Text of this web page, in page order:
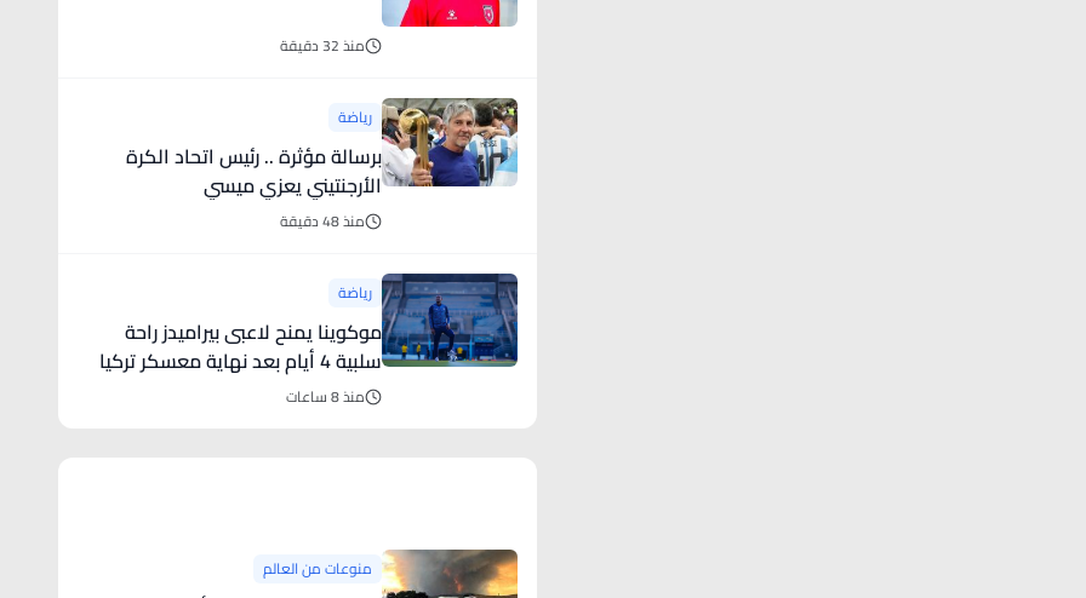
منذ 32 دقيقة
رياضة
برسالة مؤثرة .. رئيس اتحاد الكرة
الأرجنتيني يعزي ميسي
منذ 48 دقيقة
رياضة
موكوينا يمنح لاعبى بيراميدز راحة
سلبية 4 أيام بعد نهاية معسكر تركيا
منذ 8 ساعات
منوعات من العالم